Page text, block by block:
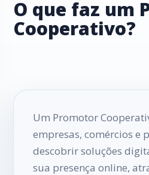
O que faz um
Cooperativo?
Um Promotor
empresas, comércios e
descobrir soluções
sua presença online,